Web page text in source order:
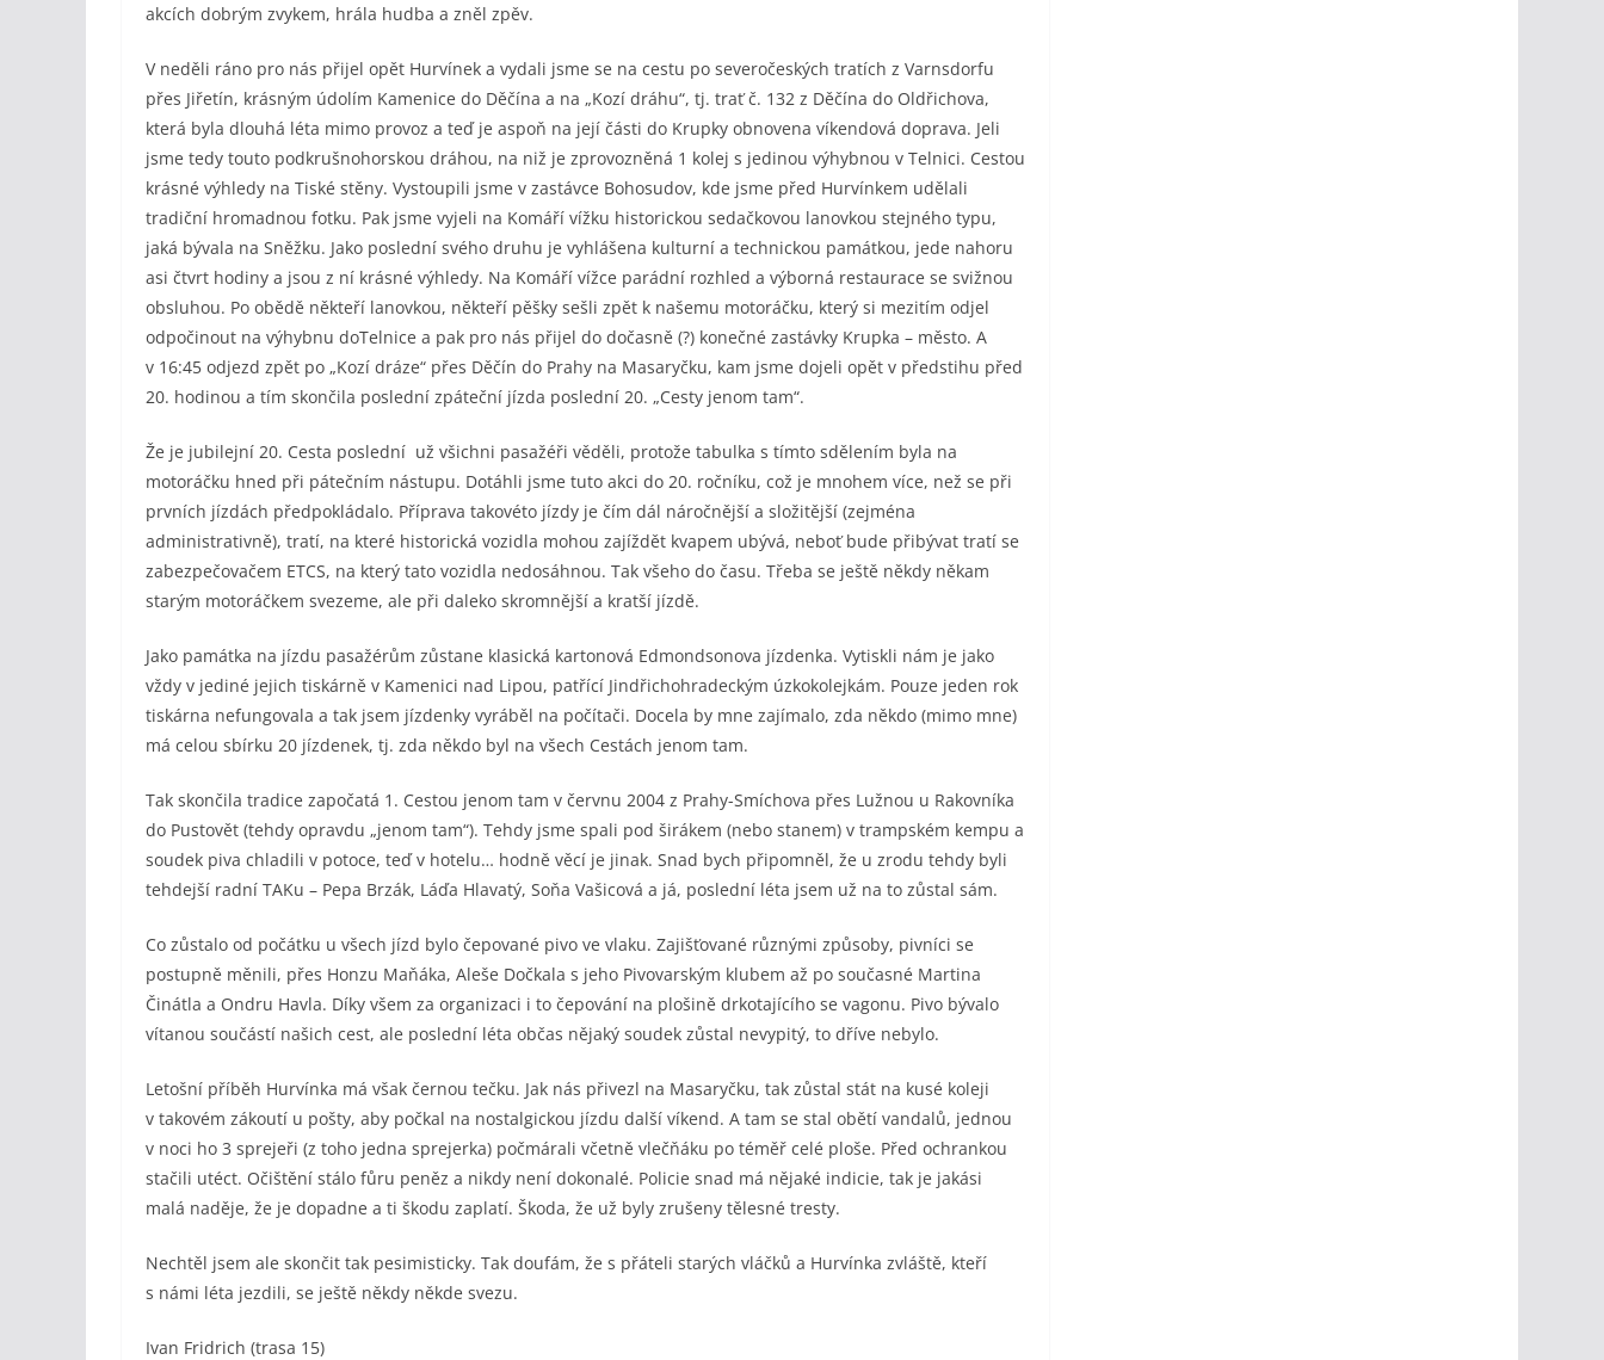
akcích dobrým zvykem, hrála hudba a zněl zpěv.
V neděli ráno pro nás přijel opět Hurvínek a vydali jsme se na cestu po severočeských tratích z Varnsdorfu
přes Jiřetín, krásným údolím Kamenice do Děčína a na „Kozí dráhu“, tj. trať č. 132 z Děčína do Oldřichova,
která byla dlouhá léta mimo provoz a teď je aspoň na její části do Krupky obnovena víkendová doprava. Jeli
jsme tedy touto podkrušnohorskou dráhou, na niž je zprovozněná 1 kolej s jedinou výhybnou v Telnici. Cestou
krásné výhledy na Tiské stěny. Vystoupili jsme v zastávce Bohosudov, kde jsme před Hurvínkem udělali
tradiční hromadnou fotku. Pak jsme vyjeli na Komáří vížku historickou sedačkovou lanovkou stejného typu,
jaká bývala na Sněžku. Jako poslední svého druhu je vyhlášena kulturní a technickou památkou, jede nahoru
asi čtvrt hodiny a jsou z ní krásné výhledy. Na Komáří vížce parádní rozhled a výborná restaurace se svižnou
obsluhou. Po obědě někteří lanovkou, někteří pěšky sešli zpět k našemu motoráčku, který si mezitím odjel
odpočinout na výhybnu doTelnice a pak pro nás přijel do dočasně (?) konečné zastávky Krupka – město. A
v 16:45 odjezd zpět po „Kozí dráze“ přes Děčín do Prahy na Masaryčku, kam jsme dojeli opět v předstihu před
20. hodinou a tím skončila poslední zpáteční jízda poslední 20. „Cesty jenom tam“.
Že je jubilejní 20. Cesta poslední už všichni pasažéři věděli, protože tabulka s tímto sdělením byla na
motoráčku hned při pátečním nástupu. Dotáhli jsme tuto akci do 20. ročníku, což je mnohem více, než se při
prvních jízdách předpokládalo. Příprava takovéto jízdy je čím dál náročnější a složitější (zejména
administrativně), tratí, na které historická vozidla mohou zajíždět kvapem ubývá, neboť bude přibývat tratí se
zabezpečovačem ETCS, na který tato vozidla nedosáhnou. Tak všeho do času. Třeba se ještě někdy někam
starým motoráčkem svezeme, ale při daleko skromnější a kratší jízdě.
Jako památka na jízdu pasažérům zůstane klasická kartonová Edmondsonova jízdenka. Vytiskli nám je jako
vždy v jediné jejich tiskárně v Kamenici nad Lipou, patřící Jindřichohradeckým úzkokolejkám. Pouze jeden rok
tiskárna nefungovala a tak jsem jízdenky vyráběl na počítači. Docela by mne zajímalo, zda někdo (mimo mne)
má celou sbírku 20 jízdenek, tj. zda někdo byl na všech Cestách jenom tam.
Tak skončila tradice započatá 1. Cestou jenom tam v červnu 2004 z Prahy-Smíchova přes Lužnou u Rakovníka
do Pustovět (tehdy opravdu „jenom tam“). Tehdy jsme spali pod širákem (nebo stanem) v trampském kempu a
soudek piva chladili v potoce, teď v hotelu… hodně věcí je jinak. Snad bych připomněl, že u zrodu tehdy byli
tehdejší radní TAKu – Pepa Brzák, Láďa Hlavatý, Soňa Vašicová a já, poslední léta jsem už na to zůstal sám.
Co zůstalo od počátku u všech jízd bylo čepované pivo ve vlaku. Zajišťované různými způsoby, pivníci se
postupně měnili, přes Honzu Maňáka, Aleše Dočkala s jeho Pivovarským klubem až po současné Martina
Činátla a Ondru Havla. Díky všem za organizaci i to čepování na plošině drkotajícího se vagonu. Pivo bývalo
vítanou součástí našich cest, ale poslední léta občas nějaký soudek zůstal nevypitý, to dříve nebylo.
Letošní příběh Hurvínka má však černou tečku. Jak nás přivezl na Masaryčku, tak zůstal stát na kusé koleji
v takovém zákoutí u pošty, aby počkal na nostalgickou jízdu další víkend. A tam se stal obětí vandalů, jednou
v noci ho 3 sprejeři (z toho jedna sprejerka) počmárali včetně vlečňáku po téměř celé ploše. Před ochrankou
stačili utéct. Očištění stálo fůru peněz a nikdy není dokonalé. Policie snad má nějaké indicie, tak je jakási
malá naděje, že je dopadne a ti škodu zaplatí. Škoda, že už byly zrušeny tělesné tresty.
Nechtěl jsem ale skončit tak pesimisticky. Tak doufám, že s přáteli starých vláčků a Hurvínka zvláště, kteří
s námi léta jezdili, se ještě někdy někde svezu.
Ivan Fridrich (trasa 15)